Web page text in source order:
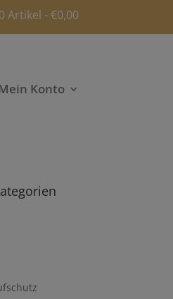
0 Artikel €0,00
Konto